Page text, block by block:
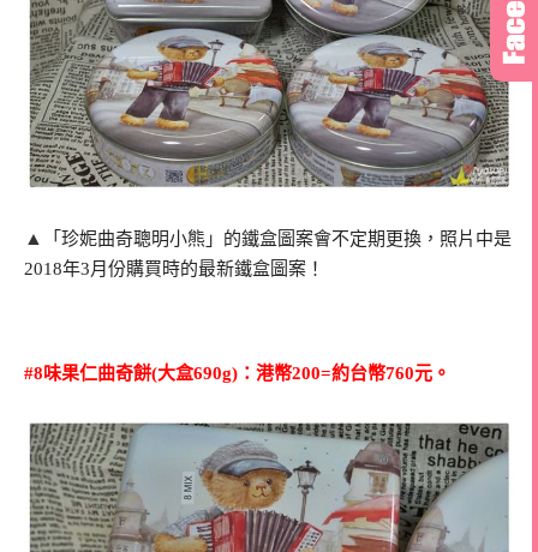
▲
「珍妮曲奇聰明小熊」的鐵盒圖案會不定期更換，照片中是
2018年3月份購買時的最新鐵盒圖案！
#8味果仁曲奇餅(大盒690g)：港幣200=約台幣760元。